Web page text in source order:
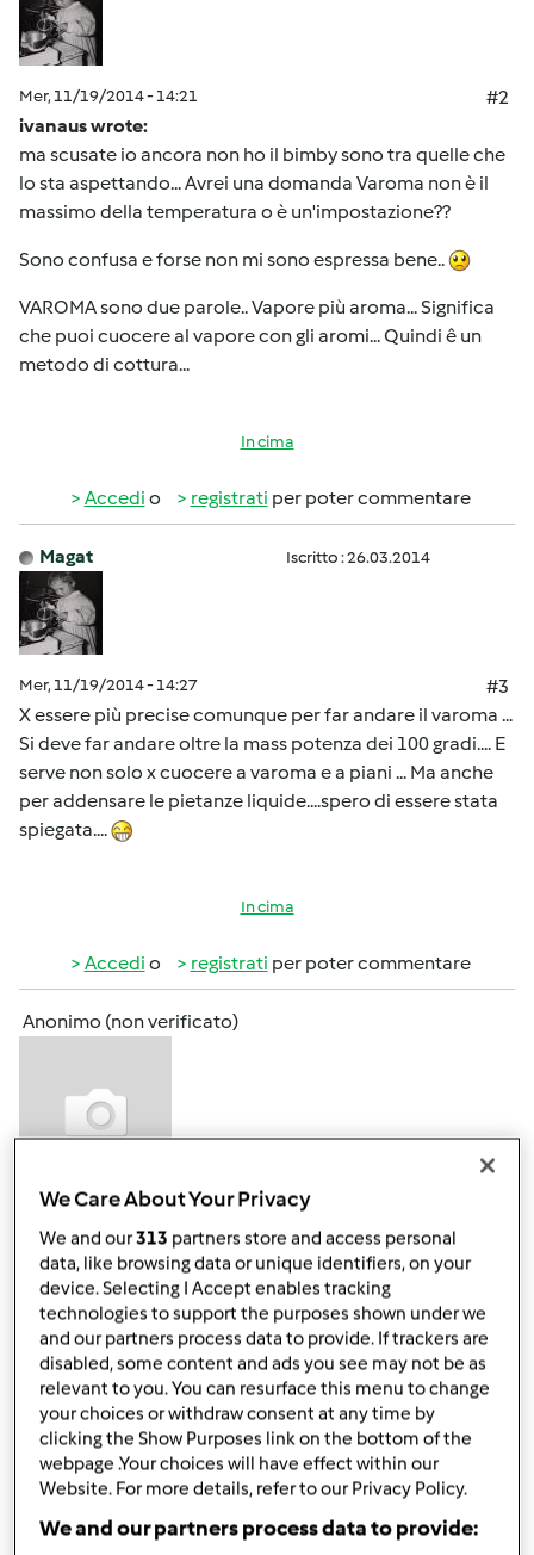
Mer, 11/19/2014 - 14:21
#2
ivanaus wrote:
ma scusate io ancora non ho il bimby sono tra quelle che
lo sta aspettando... Avrei una domanda Varoma non è il
massimo della temperatura o è un'impostazione??
Sono confusa e forse non mi sono espressa bene..
VAROMA sono due parole.. Vapore più aroma... Significa
che puoi cuocere al vapore con gli aromi... Quindi ê un
metodo di cottura...
In cima
Accedi o registrati per poter commentare
Magat Iscritto : 26.03.2014
Mer, 11/19/2014 - 14:27
#3
X essere più precise comunque per far andare il varoma ...
Si deve far andare oltre la mass potenza dei 100 gradi.... E
serve non solo x cuocere a varoma e a piani ... Ma anche
per addensare le pietanze liquide....spero di essere stata
spiegata....
In cima
Accedi o registrati per poter commentare
Anonimo (non verificato)
yes, spiegatissima
In cima
Accedio registratiper poter commentare
Magat Iscritto : 26.03.2014
We Care About Your Privacy
We and our313 partners store and access personal
data, like browsing data or unique identifiers, on your
device. Selecting I Accept enables tracking
technologies to support the purposes shown under we
and our partners process data to provide. If trackers are
disabled, some content and ads you see may not be as
relevant to you. You can resurface this menu to change
your choices or withdraw consent at any time by
clicking the Show Purposes link on the bottom of the
webpage .Your choices will have effect within our
Website. For more details, refer to our Privacy Policy.
We and our partners process data to provide: